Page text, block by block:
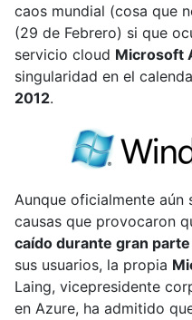
caos mundial (cosa que
(29 de Febrero) si que
servicio cloud Microsoft
singularidad en el
2012.
Aunque oficialmente aún
causas que provocaron
caído durante gran
sus usuarios, la propia
Laing, vicepresidente
en Azure, ha admitido